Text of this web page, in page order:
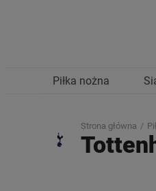
Piłka nożna
Strona główna